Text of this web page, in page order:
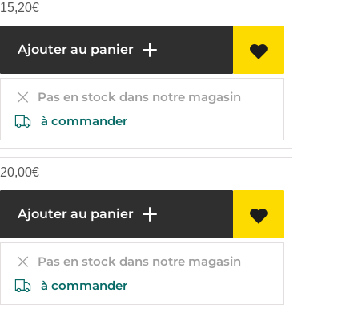
15,20€
Ajouter au panier
Pas en stock dans notre magasin
à commander
20,00€
Ajouter au panier
Pas en stock dans notre magasin
à commander